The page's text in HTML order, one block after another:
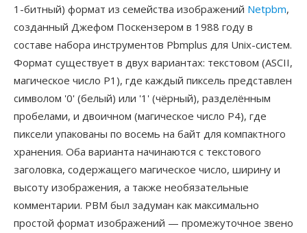
1-битный) формат из семейства изображений Netpbm,
созданный Джефом Поскензером в 1988 году в
составе набора инструментов Pbmplus для Unix-систем.
Формат существует в двух вариантах: текстовом (ASCII,
магическое число P1), где каждый пиксель представлен
символом '0' (белый) или '1' (чёрный), разделённым
пробелами, и двоичном (магическое число P4), где
пиксели упакованы по восемь на байт для компактного
хранения. Оба варианта начинаются с текстового
заголовка, содержащего магическое число, ширину и
высоту изображения, а также необязательные
комментарии. PBM был задуман как максимально
простой формат изображений — промежуточное звено